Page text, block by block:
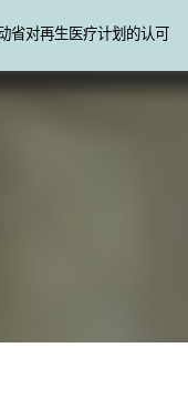
省对再生医疗计划的认可